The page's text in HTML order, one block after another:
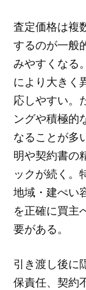
査定価格は複
するのが一般
みやすくなる
により大きく
応しやすい。
ングや積極的
なることが多
明や契約書の
ックが続く。
地域・建ぺい
を正確に買主
要がある。
引き渡し後に
保責任、契約